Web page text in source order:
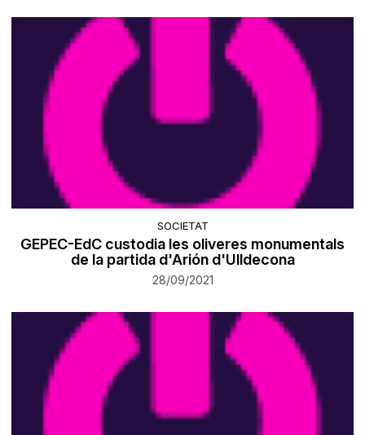
SOCIETAT
GEPEC-EdC custodia les oliveres monumentals
de la partida d'Arión d'Ulldecona
28/09/2021